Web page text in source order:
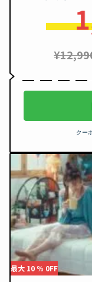
クー
最大 10 ％ 0FF